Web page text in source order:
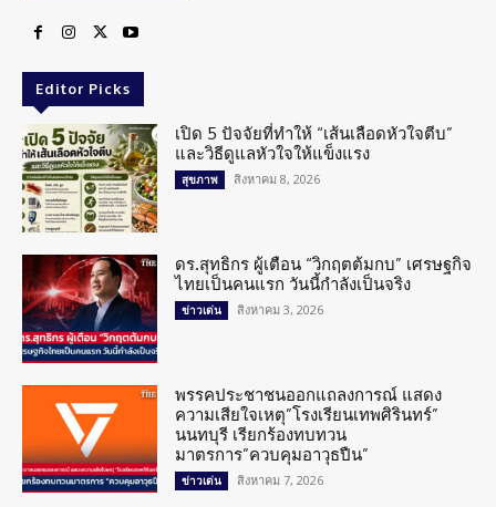
Editor Picks
เปิด 5 ปัจจัยที่ทำให้ “เส้นเลือดหัวใจตีบ”
และวิธีดูแลหัวใจให้แข็งแรง
สุขภาพ สิงหาคม 8, 2026
ดร.สุทธิกร ผู้เตือน “วิกฤตต้มกบ” เศรษฐกิจ
ไทยเป็นคนแรก วันนี้กำลังเป็นจริง
ข่าวเด่น สิงหาคม 3, 2026
พรรคประชาชนออกแถลงการณ์ แสดง
ความเสียใจเหตุ”โรงเรียนเทพศิรินทร์”
นนทบุรี เรียกร้องทบทวน
มาตรการ”ควบคุมอาวุธปืน”
ข่าวเด่น สิงหาคม 7, 2026